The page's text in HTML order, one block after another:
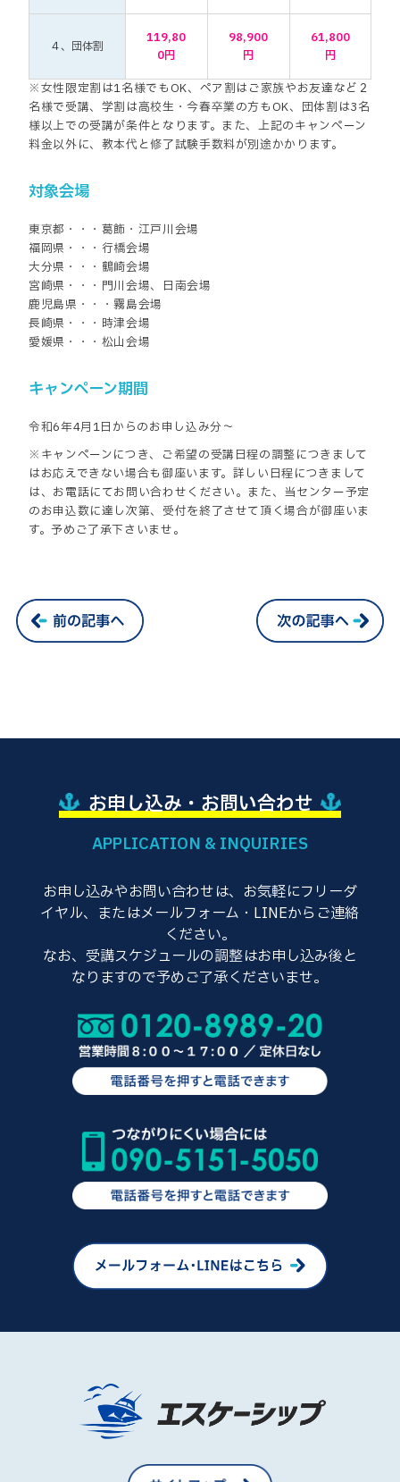
４、団体割
119,80
0円
98,900
円
61,800
円
※女性限定割は1名様でもOK、ペア割はご家族やお友達など２
名様で受講、学割は高校生・今春卒業の方もOK、団体割は3名
様以上での受講が条件となります。また、上記のキャンペーン
料金以外に、 教本代と修了試験手数料が別途かかります。
対象会場
東京都・・・葛飾・江戸川会場
福岡県・・・行橋会場
大分県・・・鶴崎会場
宮崎県・・・門川会場、日南会場
鹿児島県・・・霧島会場
長崎県・・・時津会場
愛媛県・・・松山会場
キャンペーン期間
令和6年4月1日からのお申し込み分～
※キャンペーンにつき、ご希望の受講日程の調整につきまして
はお応えできない場合も御座います。詳しい日程につきまして
は、お電話にてお問い合わせください。また、当センター予定
のお申込数に達し次第、受付を終了させて頂く場合が御座いま
す。予めご了承下さいませ。
お申し込み・お問い合わせ
APPLICATION & INQUIRIES
お申し込みやお問い合わせは、お気軽にフリーダ
イヤル、またはメールフォーム・LINEからご連絡
ください。
なお、受講スケジュールの調整はお申し込み後と
なりますので予めご了承くださいませ。